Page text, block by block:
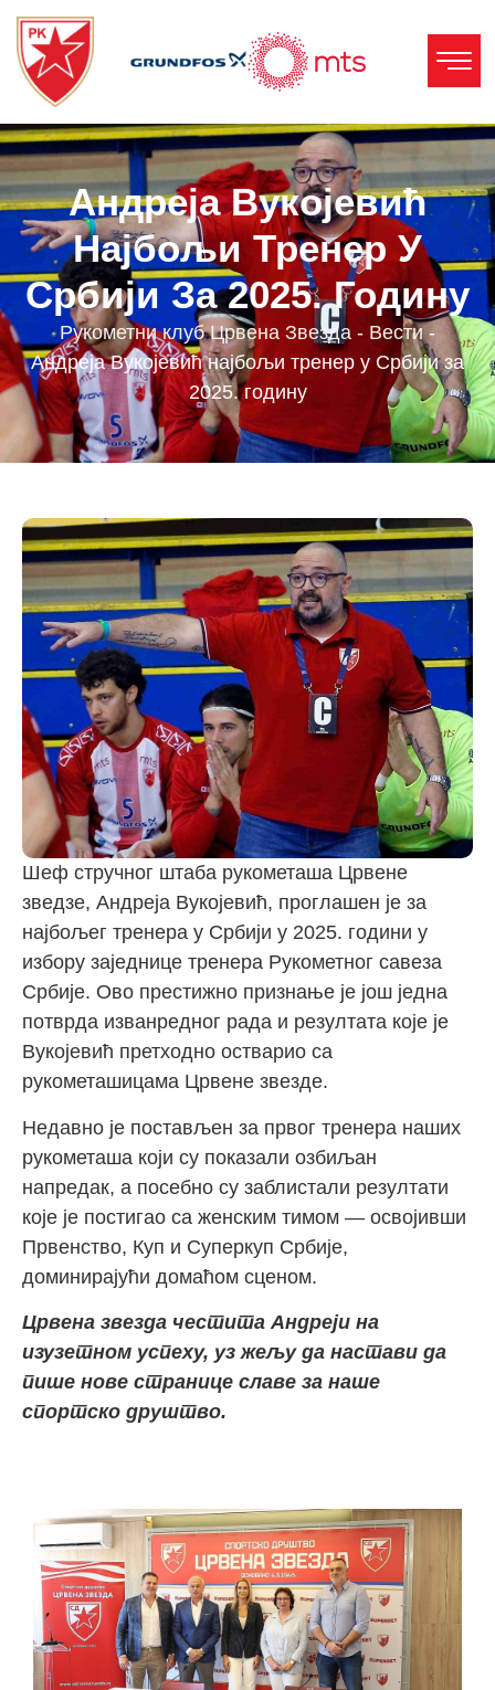
Андреја Вукојевић
Најбољи Тренер У
Србији За 2025. Годину
Рукометни клуб Црвена Звезда - Вести -
Андреја Вукојевић најбољи тренер у Србији за
2025. годину
Шеф стручног штаба рукометаша Црвене
зведзе, Андреја Вукојевић, проглашен је за
најбољег тренера у Србији у 2025. години у
избору заједнице тренера Рукометног савеза
Србије. Ово престижно признање је још једна
потврда изванредног рада и резултата које је
Вукојевић претходно остварио са
рукометашицама Црвене звезде.
Недавно је постављен за првог тренера наших
рукометаша који су показали озбиљан
напредак, а посебно су заблистали резултати
које је постигао са женским тимом — освојивши
Првенство, Куп и Суперкуп Србије,
доминирајући домаћом сценом.
Црвена звезда честита Андреји на
изузетном успеху, уз жељу да настави да
пише нове странице славе за наше
спортско друштво.